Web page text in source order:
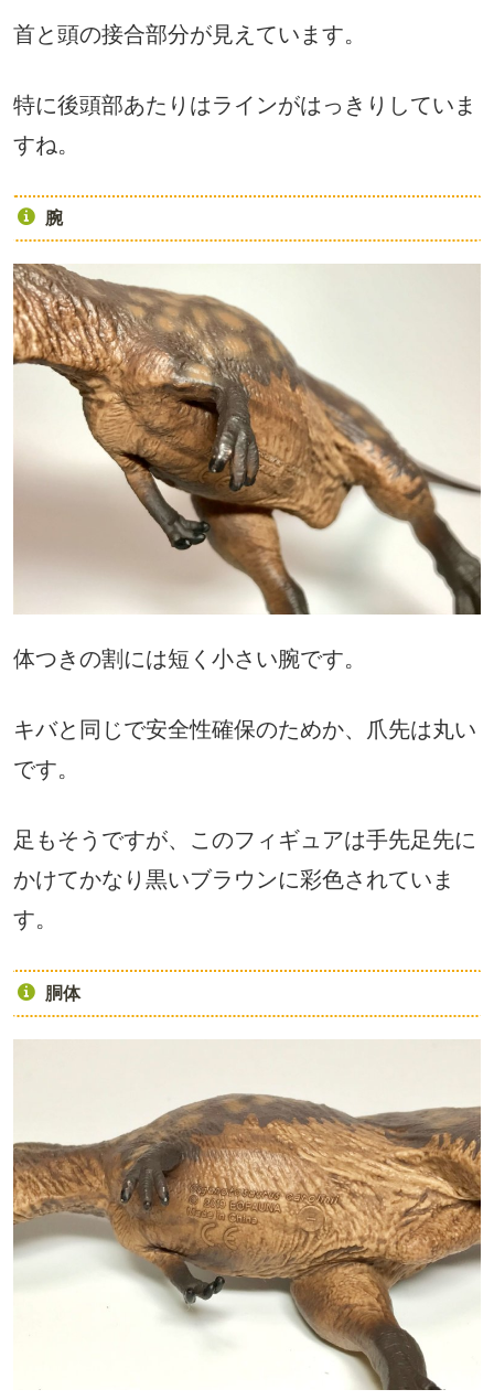
首と頭の接合部分が見えています。
特に後頭部あたりはラインがはっきりしていま
すね。
腕
体つきの割には短く小さい腕です。
キバと同じで安全性確保のためか、爪先は丸い
です。
足もそうですが、このフィギュアは手先足先に
かけてかなり黒いブラウンに彩色されていま
す。
胴体